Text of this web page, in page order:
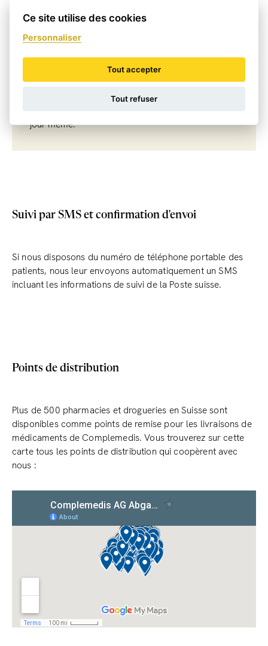
: 16h00 (du lundi au jeudi), 17h00 (le vendredi).
Les commandes que nous recevons avant 14
jour même.
Suivi par SMS et confirmation d'envoi
Si nous disposons du numéro de téléphone portable des
patients, nous leur envoyons automatiquement un SMS
incluant les informations de suivi de la Poste suisse.
Points de distribution
Plus de 500 pharmacies et drogueries en Suisse sont
disponibles comme points de remise pour les livraisons de
médicaments de Complemedis. Vous trouverez sur cette
carte tous les points de distribution qui coopèrent avec
nous :
Ce site utilise des cookies
Personnaliser
Tout accepter
Tout refuser